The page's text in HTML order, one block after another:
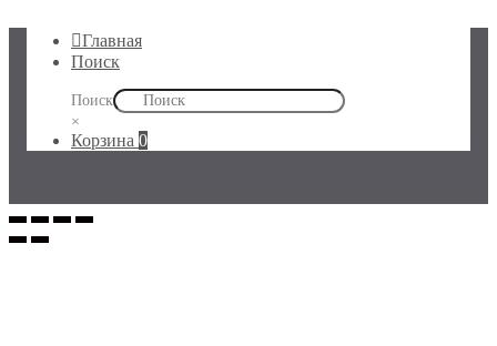
Главная
Поиск
Поиск
×
Корзина 0